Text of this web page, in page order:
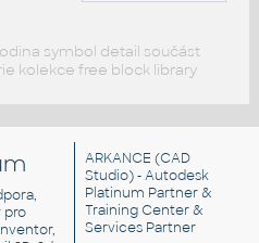
symbol detail součást
kolekce free block library
pro
ARKANCE (CAD
Studio) - Autodesk
Platinum Partner &
Training Center &
Services Partner